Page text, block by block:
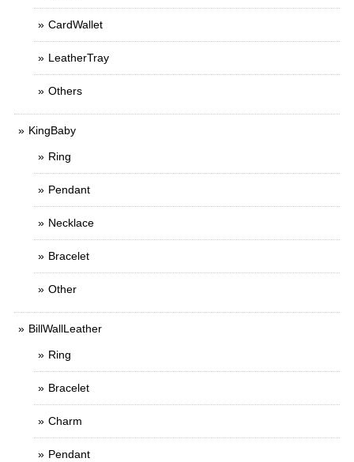
CardWallet
LeatherTray
Others
KingBaby
Ring
Pendant
Necklace
Bracelet
Other
BillWallLeather
Ring
Bracelet
Charm
Pendant